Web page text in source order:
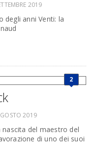
2019
degli anni Venti: la
2
2019
del maestro del
di uno dei suoi